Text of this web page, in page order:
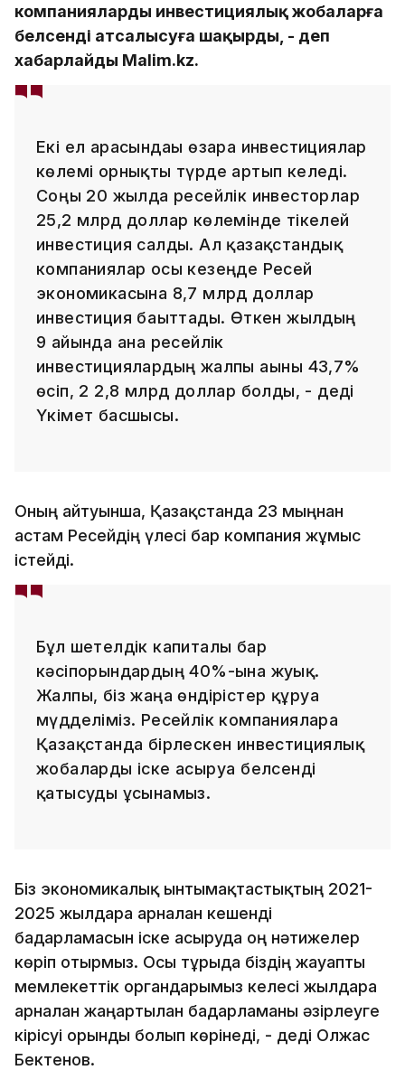
компанияларды инвестициялық жобаларға
белсенді атсалысуға шақырды, - деп
хабарлайды Malim.kz.
Екі ел арасындағы өзара инвестициялар
көлемі орнықты түрде артып келеді.
Соңғы 20 жылда ресейлік инвесторлар
25,2 млрд доллар көлемінде тікелей
инвестиция салды. Ал қазақстандық
компаниялар осы кезеңде Ресей
экономикасына 8,7 млрд доллар
инвестиция бағыттады. Өткен жылдың
9 айында ғана ресейлік
инвестициялардың жалпы ағыны 43,7%
өсіп, 2 2,8 млрд доллар болды, - деді
Үкімет басшысы.
Оның айтуынша, Қазақстанда 23 мыңнан
астам Ресейдің үлесі бар компания жұмыс
істейді.
Бұл шетелдік капиталы бар
кәсіпорындардың 40%-ына жуық.
Жалпы, біз жаңа өндірістер құруға
мүдделіміз. Ресейлік компанияларға
Қазақстанда бірлескен инвестициялық
жобаларды іске асыруға белсенді
қатысуды ұсынамыз.
Біз экономикалық ынтымақтастықтың 2021-
2025 жылдарға арналған кешенді
бағдарламасын іске асыруда оң нәтижелер
көріп отырмыз. Осы тұрғыда біздің жауапты
мемлекеттік органдарымыз келесі жылдарға
арналған жаңартылған бағдарламаны әзірлеуге
кірісуі орынды болып көрінеді, - деді Олжас
Бектенов.